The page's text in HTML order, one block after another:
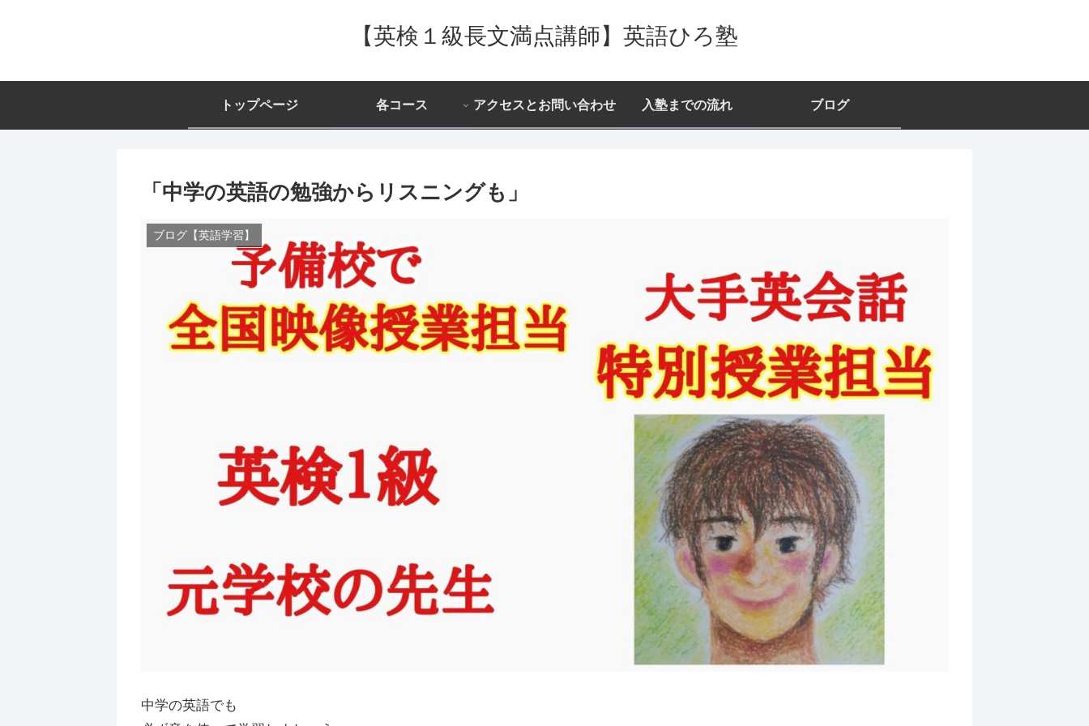
【英検１級長文満点講師】英語ひろ塾
トップページ 各コース アクセスとお問い合わせ 入塾までの流れ ブログ
「中学の英語の勉強からリスニングも」
ブログ【英語学習】
中学の英語でも